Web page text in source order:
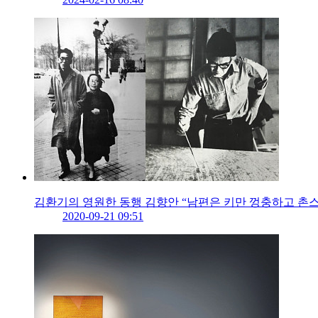
김환기의 영원한 동행 김향안 “남편은 키만 껑충하고 촌
2020-09-21 09:51